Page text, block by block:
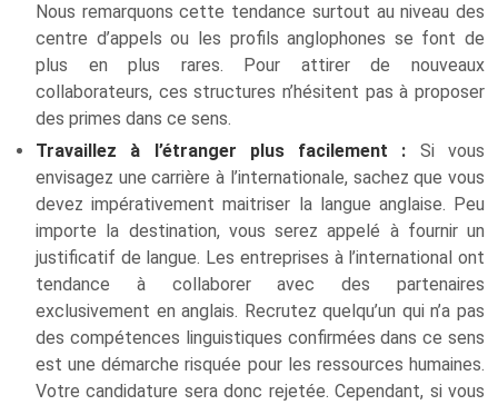
Nous remarquons cette tendance surtout au niveau des
centre d’appels ou les profils anglophones se font de
plus en plus rares. Pour attirer de nouveaux
collaborateurs, ces structures n’hésitent pas à proposer
des primes dans ce sens.
Travaillez à l’étranger plus facilement : Si vous
envisagez une carrière à l’internationale, sachez que vous
devez impérativement maitriser la langue anglaise. Peu
importe la destination, vous serez appelé à fournir un
justificatif de langue. Les entreprises à l’international ont
tendance à collaborer avec des partenaires
exclusivement en anglais. Recrutez quelqu’un qui n’a pas
des compétences linguistiques confirmées dans ce sens
est une démarche risquée pour les ressources humaines.
Votre candidature sera donc rejetée. Cependant, si vous